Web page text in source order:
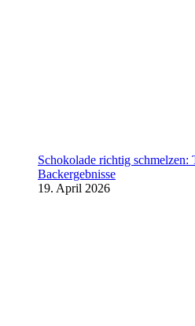
Schokolade richtig schmelzen:
Backergebnisse
19. April 2026